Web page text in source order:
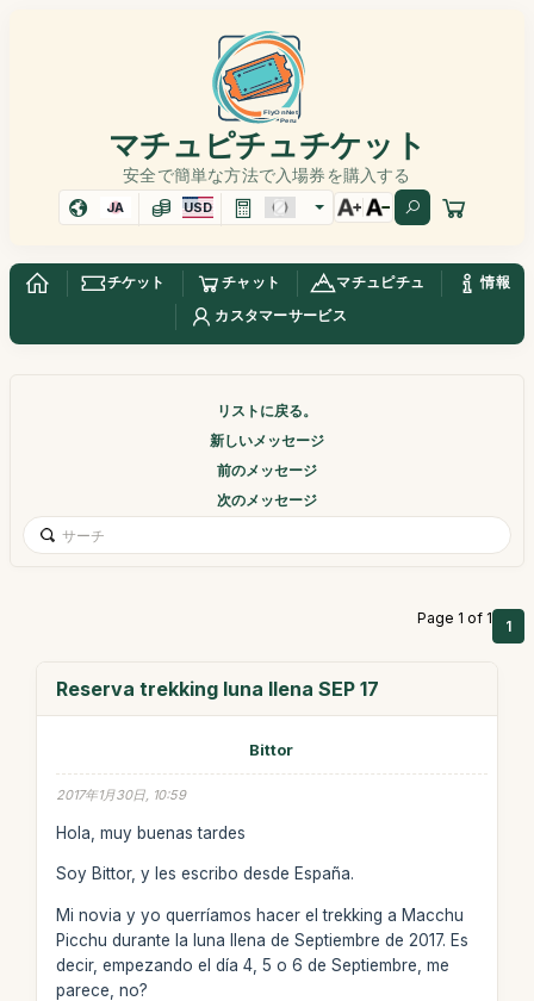
マチュピチュチケット
安全で簡単な方法で入場券を購入する
JA USD
チケット チャット マチュピチュ
情報
カスタマーサービス
リストに戻る。
新しいメッセージ
前のメッセージ
次のメッセージ
Page 1 of 1 1
Reserva trekking luna llena SEP 17
Bittor
2017年1月30日, 10:59
Hola, muy buenas tardes
Soy Bittor, y les escribo desde España.
Mi novia y yo querríamos hacer el trekking a Macchu
Picchu durante la luna llena de Septiembre de 2017. Es
decir, empezando el día 4, 5 o 6 de Septiembre, me
parece, no?